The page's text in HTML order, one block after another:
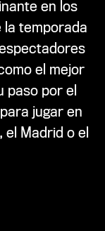
en los
la temporada
el mejor
paso por el
jugar en
Madrid o el